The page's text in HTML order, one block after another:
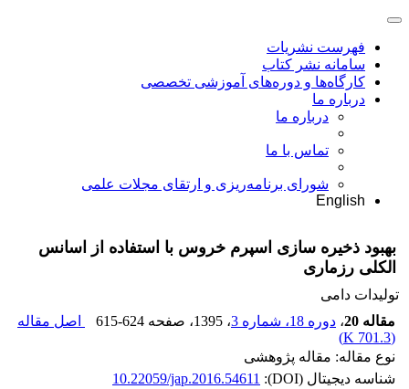
فهرست نشریات
سامانه نشر کتاب
کارگاه‌ها و دوره‌های آموزشی تخصصی
درباره ما
درباره ما
تماس با ما
شورای برنامه‌ریزی و ارتقای مجلات علمی
English
بهبود ذخیره سازی اسپرم خروس با استفاده از اسانس
الکلی رزماری
تولیدات دامی
مقاله 20
، دوره 18، شماره 3 ، 1395 ، صفحه 615-624
اصل مقاله
(
701.3 K
)
نوع مقاله: مقاله پژوهشی
شناسه دیجیتال (DOI):
10.22059/jap.2016.54611